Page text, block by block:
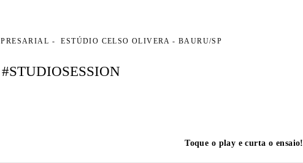
ESTÚDIO CELSO OLIVERA - BAURU/SP
Toque o play e curta o ensaio!